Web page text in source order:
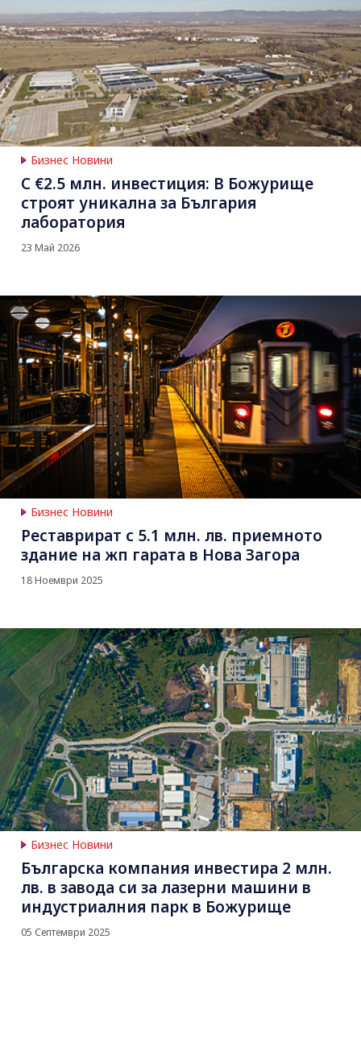
Бизнес Новини
С €2.5 млн. инвестиция: В Божурище
строят уникална за България
лаборатория
23 Май 2026
Бизнес Новини
Реставрират с 5.1 млн. лв. приемното
здание на жп гарата в Нова Загора
18 Ноември 2025
Бизнес Новини
Българска компания инвестира 2 млн.
лв. в завода си за лазерни машини в
индустриалния парк в Божурище
05 Септември 2025